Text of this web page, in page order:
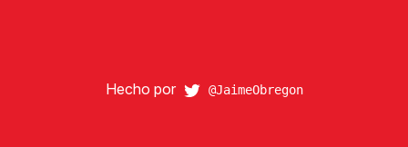
Hecho por @JaimeObregon